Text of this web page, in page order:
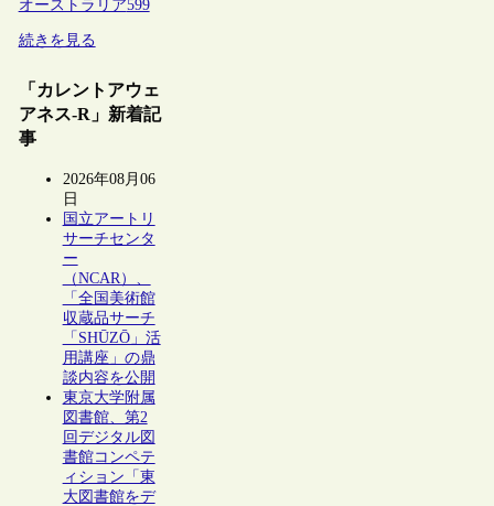
オーストラリア599
続きを見る
「カレントアウェ
アネス-R」新着記
事
2026年08月06
日
国立アートリ
サーチセンタ
ー
（NCAR）、
「全国美術館
収蔵品サーチ
「SHŪZŌ」活
用講座」の鼎
談内容を公開
東京大学附属
図書館、第2
回デジタル図
書館コンペテ
ィション「東
大図書館をデ